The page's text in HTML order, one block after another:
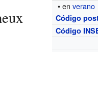
• enverano
Código
Código